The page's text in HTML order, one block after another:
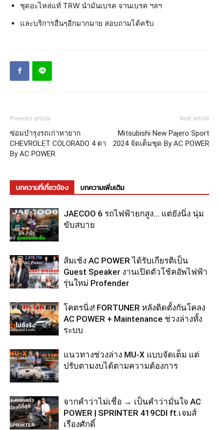
ชุดอะไหล่แท้ TRW นำมันเบรค จานเบรค ฯลฯ
และบริการอื่นๆอีกมากมาย สอบถามได้ครับ
Previous article
ซ่อมบำรุงรถเก่าหายาก
CHEVROLET COLORADO 4 ตา
By AC POWER
Next article
Mitsubishi New Pajero Sport
2024 จัดเต็มชุด By AC POWER
บทความที่เกี่ยวข้อง บทความเพิ่มเติม
JAECOO 6 รถไฟฟ้ายกสูง… แต่ยังนิ่ง นุ่ม
ขับสบาย
ส้มเช้ง AC POWER ได้รับเกียรติเป็น
Guest Speaker งานเปิดตัวโช้คอัพไฟฟ้า
รุ่นใหม่ Profender
โคตรนิ่ง! FORTUNER หลังติดตั้งกันโคลง
AC POWER + Maintenance ช่วงล่างทั้ง
ระบบ
แนวทางช่วงล่าง MU-X แบบจัดเต็ม แต่
ปรับตามงบได้ตามความต้องการ
จากคำว่าไม่เชื่อ → เป็นคำว่ามั่นใจ AC
POWER | SPRINTER 419CDI ft.เจมส์
เรืองศักดิ์